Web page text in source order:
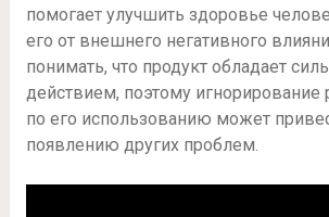
помогает улучшить здоровье
его от внешнего негативного
понимать, что продукт обладает
действием, поэтому
по его использованию может
появлению других проблем.